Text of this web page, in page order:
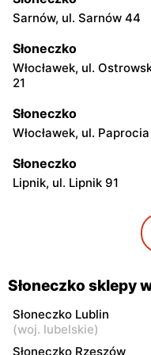
Sarnów, ul. Sarnów 44
Słoneczko
Włocławek, ul.
21
Słoneczko
Włocławek, ul. Paprocia
Słoneczko
Lipnik, ul. Lipnik 91
Wola Wiązowa, ul. Wola
Słoneczko
Kiełczygłów, ul.
13
Słoneczko
Słoneczko sklepy
Słoneczko Lublin
(woj. lubelskie)
Słoneczko Rzeszów